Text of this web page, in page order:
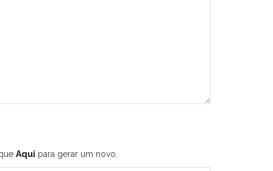
Aqui para gerar um novo.